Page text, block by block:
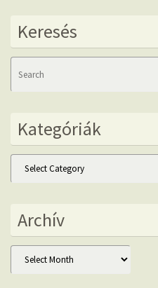
Keresés
Kategóriák
Kategóriák
Archív
Archív